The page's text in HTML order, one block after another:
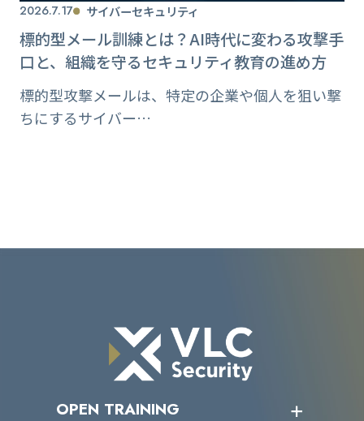
2026.7.17 サイバーセキュリティ
標的型メール訓練とは？AI時代に変わる攻撃手
口と、組織を守るセキュリティ教育の進め方
標的型攻撃メールは、特定の企業や個人を狙い撃
ちにするサイバー…
OPEN TRAINING